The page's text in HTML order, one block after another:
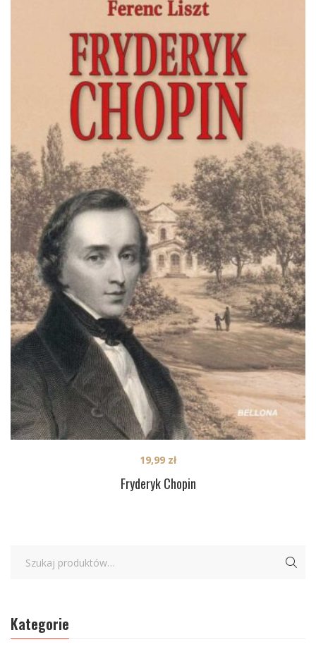
Fryderyk Chopin
19,99 zł
Kategorie